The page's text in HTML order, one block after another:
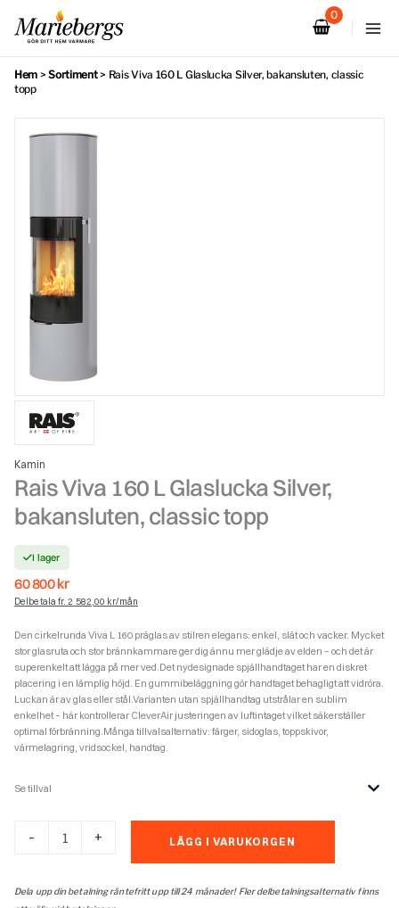
innehåll
Hem >Sortiment> Rais Viva 160 L Glaslucka Silver, bakansluten, classic
topp
Kamin
Rais Viva 160 L Glaslucka Silver,
bakansluten, classic topp
I lager
60 800kr
Delbetala fr. 2 582,00 kr/mån
Den cirkelrunda Viva L 160 präglas av stilren elegans: enkel, slät och vacker. Mycket
stor glasruta och stor brännkammare ger dig ännu mer glädje av elden – och det är
superenkelt att lägga på mer ved.Det nydesignade spjällhandtaget har en diskret
placering i en lämplig höjd. En gummibeläggning gör handtaget behagligt att vidröra.
Luckan är av glas eller stål.Varianten utan spjällhandtag utstrålar en sublim
enkelhet – här kontrollerar CleverAir justeringen av luftintaget vilket säkerställer
optimal förbränning.Många tillvalsalternativ: färger, sidoglas, toppskivor,
värmelagring, vridsockel, handtag.
Se tillval
-
Glaslucka
+ LÄGG I VARUKORGEN
Dela upp din betalning räntefritt upp till 24 månader! Fler delbetalningsalternativ finns